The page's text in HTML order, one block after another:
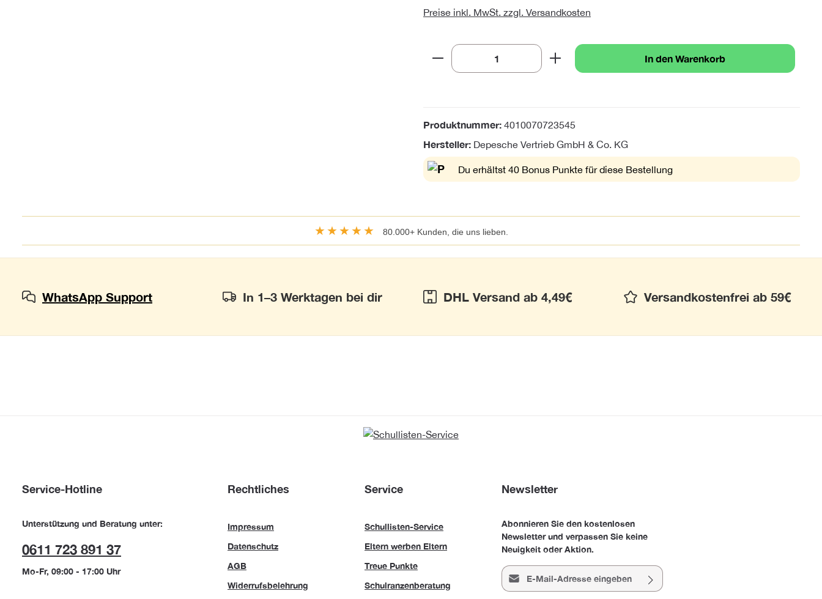
Preise inkl. MwSt. zzgl. Versandkosten
Produkt Anzahl: Gib den gewünschten Wert ein oder
In den Warenkorb
Produktnummer: 4010070723545
Hersteller: Depesche Vertrieb GmbH & Co. KG
Du erhältst 40 Bonus Punkte für diese Bestellung
★★★★★ 80.000+ Kunden, die uns lieben.
WhatsApp Support In 1–3 Werktagen bei dir DHL Versand ab 4,49€ Versandkostenfrei ab 59€
Service-Hotline
Unterstützung und Beratung unter:
0611 723 891 37
Mo-Fr, 09:00 - 17:00 Uhr
Rechtliches
Impressum
Datenschutz
AGB
Widerrufsbelehrung
Service
Schullisten-Service
Eltern werben Eltern
Treue Punkte
Schulranzenberatung
Newsletter
Abonnieren Sie den kostenlosen
Newsletter und verpassen Sie keine
Neuigkeit oder Aktion.
E-Mail-Adresse*